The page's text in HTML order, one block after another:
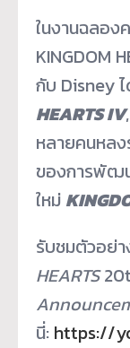
ในงานฉลอ
KINGDOM
กับ Disney ไ
HEARTS IV
หลายคนหล
ของการพัฒน
ใหม่
รับชมตัวอย่า
HEARTS20
นี่: https://